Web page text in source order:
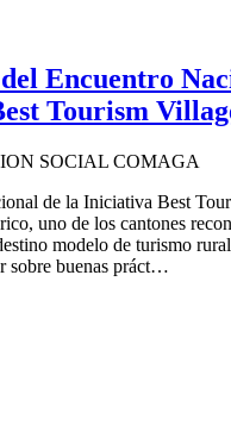
Encuentro
Tourism
SOCIAL COMAGA
de la Iniciativa Best
uno de los cantones
modelo de turismo
sobre buenas práct…